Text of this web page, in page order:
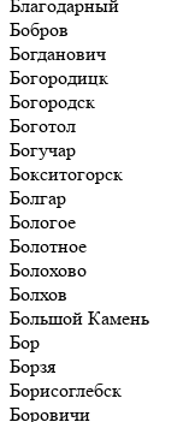
Благодарный
Бобров
Богданович
Богородицк
Богородск
Боготол
Богучар
Бокситогорск
Болгар
Бологое
Болотное
Болохово
Болхов
Большой Камень
Бор
Борзя
Борисоглебск
Боровичи